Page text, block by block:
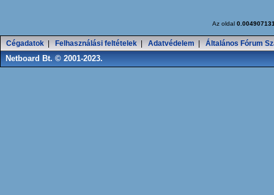
Az oldal
Cégadatok Felhasználási feltételek Adatvédelem Általános Fórum
Netboard Bt. © 2001-2023.